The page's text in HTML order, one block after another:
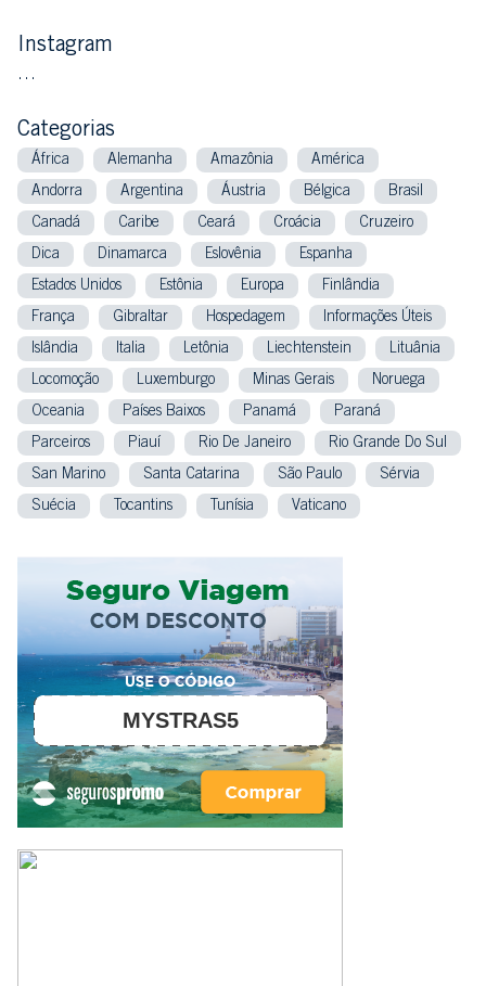
Instagram
…
Categorias
África Alemanha Amazônia América
Andorra Argentina Áustria Bélgica Brasil
Canadá Caribe Ceará Croácia Cruzeiro
Dica Dinamarca Eslovênia Espanha
Estados Unidos Estônia Europa Finlândia
França Gibraltar Hospedagem Informações Úteis
Islândia Italia Letônia Liechtenstein Lituânia
Locomoção Luxemburgo Minas Gerais Noruega
Oceania Países Baixos Panamá Paraná
Parceiros Piauí Rio De Janeiro Rio Grande Do Sul
San Marino Santa Catarina São Paulo Sérvia
Suécia Tocantins Tunísia Vaticano
MYSTRAS5